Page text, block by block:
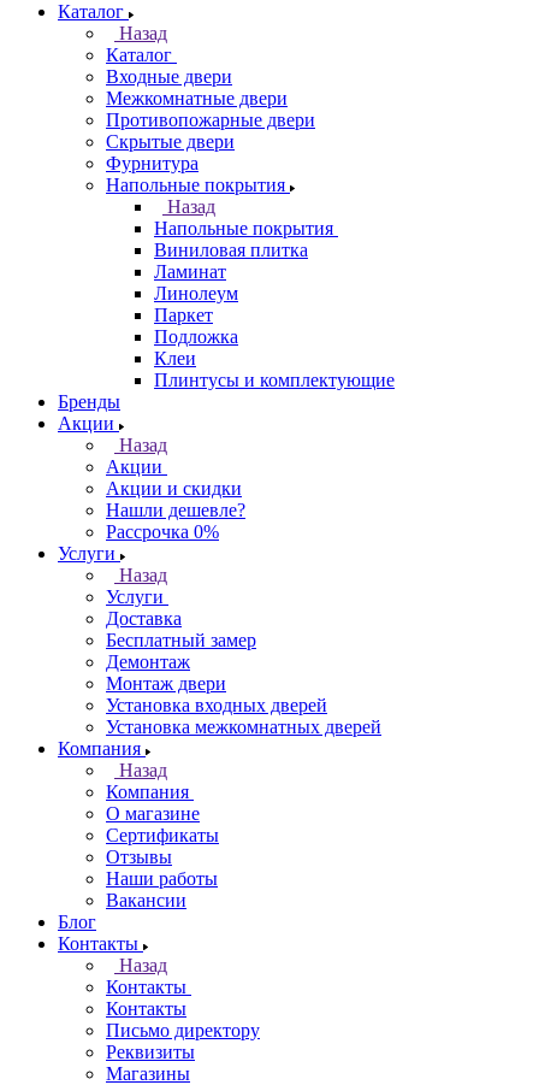
Каталог
Назад
Каталог
Входные двери
Межкомнатные двери
Противопожарные двери
Скрытые двери
Фурнитура
Напольные покрытия
Назад
Напольные покрытия
Виниловая плитка
Ламинат
Линолеум
Паркет
Подложка
Клеи
Плинтусы и комплектующие
Бренды
Акции
Назад
Акции
Акции и скидки
Нашли дешевле?
Рассрочка 0%
Услуги
Назад
Услуги
Доставка
Бесплатный замер
Демонтаж
Монтаж двери
Установка входных дверей
Установка межкомнатных дверей
Компания
Назад
Компания
О магазине
Сертификаты
Отзывы
Наши работы
Вакансии
Блог
Контакты
Назад
Контакты
Контакты
Письмо директору
Реквизиты
Магазины